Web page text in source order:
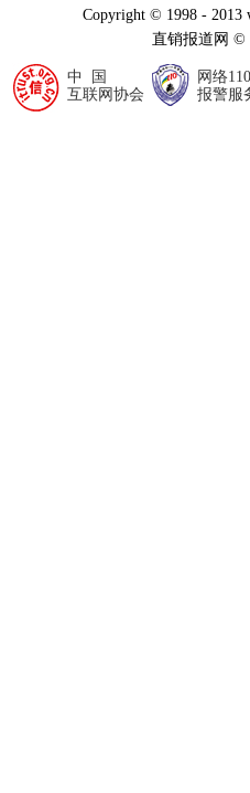
Copyright © 1998 - 2013
直销报道网
中 国
互联网协会
网络110
报警服